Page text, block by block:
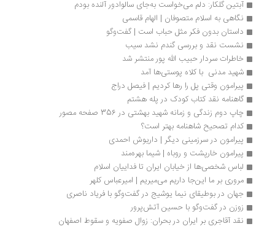
آبتین گلکار: دلم می‌خواست به‌جای سالوادور آلنده بودم
نگاهی به اسلام متصوفان | الهام قاسمی
داستان بدون فکر مثل حباب است | گفت‌وگو
نشست نقد و بررسی گندم نشد سیب
خاطرات سردار حبیب الله پور منتشر شد
شهید مدنی  با کلاه پوستی‌ها آمد
پیرامون وقتی پل را رها کردیم | فیصل دراج
گاهنامه نقد کتاب کودک در پله هشتم
چاپ دوم زندگی و زمانه شهید بهشتی در 356 صفحه مصور
کدام تصحیح شاهنامه بهتر است؟
پیرامون در سرزمینی دیگر | داریوش احمدی
پیرامون خارپشت و روباه | شیما بهره‌مند
لباس شخصی‌ها از خیابان ایران تا فداییان اسلام
مروری بر ما این‌جا داریم می‌میریم | امیرعباس کلهر
جهان در بوطیقای نیما یوشیج در گفت‌وگو با فریاد ناصری
زوزن در گفت‌وگو با حسین آتش‌پرور
نقد آقاجری بر ایران در بحران: زوال صفویه و سقوط اصفهان